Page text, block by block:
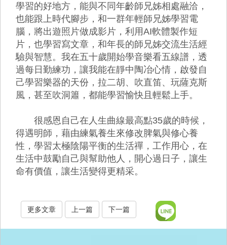
學習的好地方，能與不同年齡師兄姊相處融洽，
也能跟上時代腳步，和一群年輕師兄姊學習電
腦，將出遊照片做成影片，利用AI軟體製作短
片，也學習寫文章，和年長的師兄姊交流生活經
驗與智慧。我在五十歲開始學音樂看五線譜，透
過每日勤練功，讓我能在靜中陶冶心情，啟發自
己學習樂器的天份，拉二胡、吹直笛、玩薩克斯
風，甚至吹洞簫，都能學習愉快且輕鬆上手。
很感恩自己在人生曲線最高點35歲的時候，
得遇明師，藉由練氣養生來修改脾氣與修心養
性，學習太極陰陽平衡的生活禪，工作用心，在
生活中鼓勵自己與幫助他人，開心過日子，讓生
命有價值，讓生活變得更精采。
更多文章 上一篇 下一篇